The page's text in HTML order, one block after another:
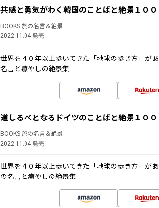
共感と勇気がわく韓国のことばと絶景１００
BOOKS 旅の名言＆絶景
2022.11.04 発売
世界を４０年以上歩いてきた「地球の歩き方」が
名言と癒やしの絶景集
道しるべとなるドイツのことばと絶景１００
BOOKS 旅の名言＆絶景
2022.11.04 発売
世界を４０年以上歩いてきた「地球の歩き方」が
の名言と癒やしの絶景集